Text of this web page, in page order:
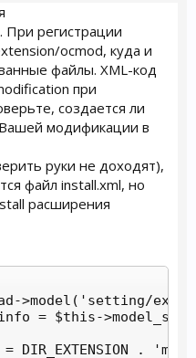
регистрации
ocmod, куда и
файлы. XML-код
при
создается ли
модификации в
руки не доходят),
файл install.xml, но
расширения
>model('setting/
= $this-
DIR_EXTENSION .